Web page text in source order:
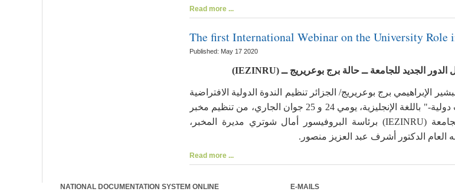
Read more ...
The first International Webinar on the University
Published: May 17 2020
الجديد للجامعة ــ حالة برج بوعريريج ــ(
IEZINRU
)
برج بوعريريج/ الجزائر تنظيم الندوة الدولية الافتراضية
الأولى الموسومة"دور الجامعة في خدمة المجتمع أثناء جائحة كورونا – تجارب دولية-" باللغة الإنجليزية، يومي 24 و 25 جوان الجاري، من تنظيم مخبر
بحث دراسات اقتصادية حول المناطق الصناعية في ظل الدور الجديد للجامعة (IEZINRU) برئاسة البروفيسور أمال شوتري مديرة المخبر،
العام الدكتور أشرف عبد العزيز منصور.
Read more ...
NATIONAL DOCUMENTATION SYSTEM ONLINE E-MAILS